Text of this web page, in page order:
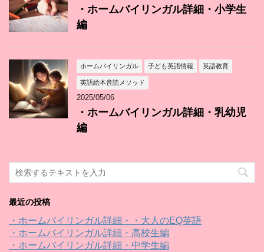
・ホームバイリンガル詳細・小学生
編
ホームバイリンガル 子ども英語情報 英語教育
英語絵本音読メソッド
2025/05/06
・ホームバイリンガル詳細・乳幼児
編
最近の投稿
・ホームバイリンガル詳細・・大人のEQ英語
・ホームバイリンガル詳細・高校生編
・ホームバイリンガル詳細・中学生編